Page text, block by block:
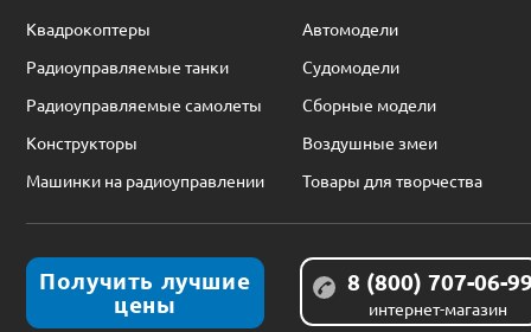
Квадрокоптеры
Автомодели
Радиоуправляемые танки
Судомодели
Радиоуправляемые самолеты
Сборные модели
Конструкторы
Воздушные змеи
Машинки на радиоуправлении
Товары для творчества
Получить лучшие
цены
8 (800) 707-06-
интернет-магазин